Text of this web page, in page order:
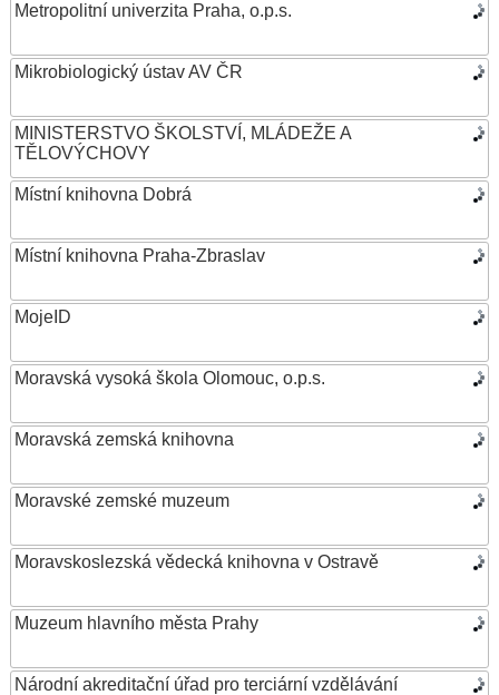
Metropolitní univerzita Praha, o.p.s.
Mikrobiologický ústav AV ČR
MINISTERSTVO ŠKOLSTVÍ, MLÁDEŽE A
TĚLOVÝCHOVY
Místní knihovna Dobrá
Místní knihovna Praha-Zbraslav
MojeID
Moravská vysoká škola Olomouc, o.p.s.
Moravská zemská knihovna
Moravské zemské muzeum
Moravskoslezská vědecká knihovna v Ostravě
Muzeum hlavního města Prahy
Národní akreditační úřad pro terciární vzdělávání